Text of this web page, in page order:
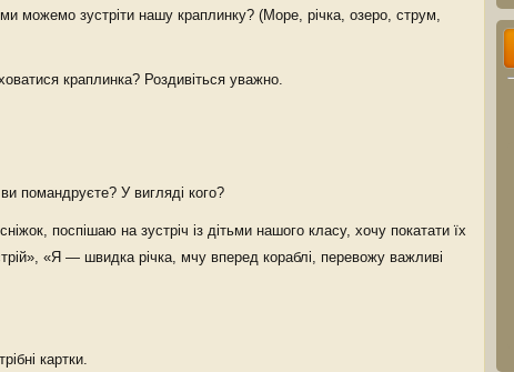
можемо зустріти нашу краплинку? (Море, річка, озеро, струм,
краплинка? Роздивіться уважно.
помандруєте? У вигляді кого?
поспішаю на зустріч із дітьми нашого класу, хочу покатати їх
«Я — швидка річка, мчу вперед кораблі, перевожу важливі
картки.